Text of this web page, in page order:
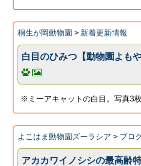
桐生が岡動物園 > 新着更新情報
白目のひみつ【動物園よも
※ミーアキャットの白目。写真3枚
よこはま動物園ズーラシア > ブロ
アカカワイノシシの最高齢